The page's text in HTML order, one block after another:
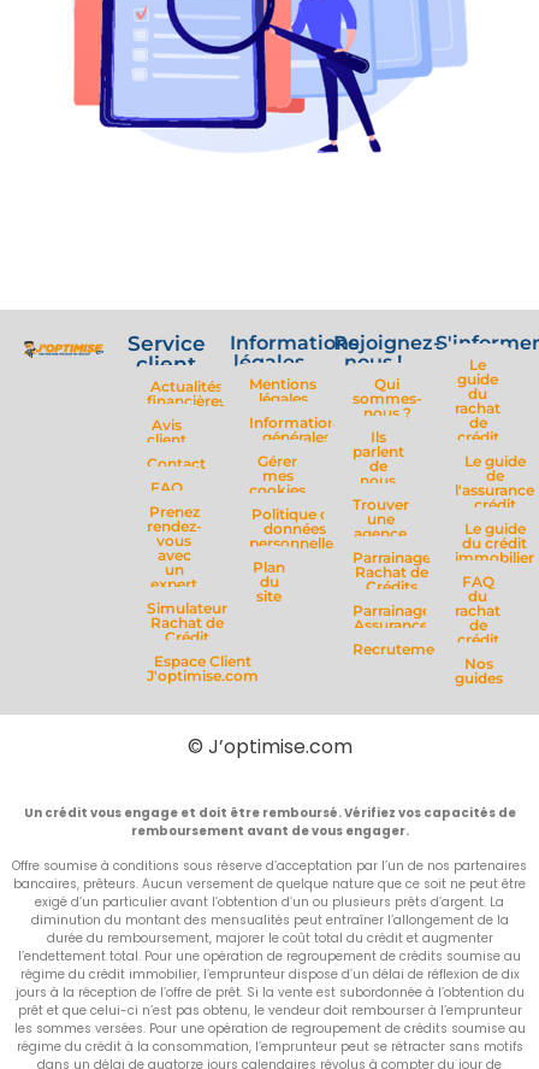
Service
client
Actualités
financières
Avis
client
Contact
FAQ
Prenez
rendez-
vous
avec
un
expert
Simulateur
Rachat de
Crédit
Espace Client
J'optimise.com
Informations
légales
Mentions
légales
Informations
générales
Gérer
mes
cookies
Politique de
données
personnelles
Plan
du
site
Rejoignez-
nous !
Qui
sommes-
nous ?
Ils
parlent
de
nous
Trouver
une
agence
Parrainage
Rachat de
Crédits
Parrainage
Assurance
Recrutement
Le
guide
du
rachat
de
crédit
Le guide
de
l'assurance
crédit
Le guide
du crédit
immobilier
FAQ
du
rachat
de
crédit
Nos
guides
© J’optimise.com
Un crédit vous engage et doit être remboursé. Vérifiez vos capacités de
remboursement avant de vous engager.
Offre soumise à conditions sous réserve d’acceptation par l’un de nos partenaires
bancaires, prêteurs. Aucun versement de quelque nature que ce soit ne peut être
exigé d’un particulier avant l’obtention d’un ou plusieurs prêts d’argent. La
diminution du montant des mensualités peut entraîner l’allongement de la
durée du remboursement, majorer le coût total du crédit et augmenter
l’endettement total. Pour une opération de regroupement de crédits soumise au
régime du crédit immobilier, l’emprunteur dispose d’un délai de réflexion de dix
jours à la réception de l’offre de prêt. Si la vente est subordonnée à l’obtention du
prêt et que celui-ci n’est pas obtenu, le vendeur doit rembourser à l’emprunteur
les sommes versées. Pour une opération de regroupement de crédits soumise au
régime du crédit à la consommation, l’emprunteur peut se rétracter sans motifs
dans un délai de quatorze jours calendaires révolus à compter du jour de